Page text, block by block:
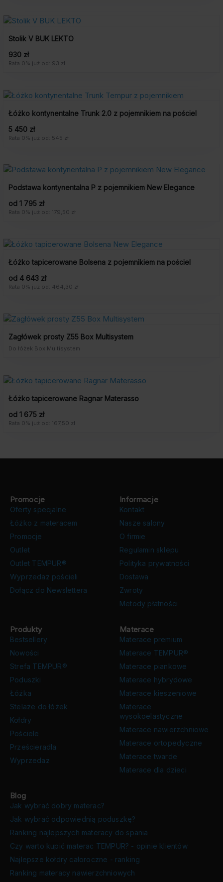
Stolik V BUK LEKTO
930 zł
Rata 0% już od: 93 zł
Łóżko kontynentalne Trunk 2.0 z pojemnikiem na pościel
5 450 zł
Rata 0% już od: 545 zł
Podstawa kontynentalna P z pojemnikiem New Elegance
od 1 795 zł
Rata 0% już od: 179,50 zł
Łóżko tapicerowane Bolsena z pojemnikiem na pościel
od 4 643 zł
Rata 0% już od: 464,30 zł
Zagłówek prosty Z55 Box Multisystem
Do łóżek Box Multisystem
Łóżko tapicerowane Ragnar Materasso
od 1 675 zł
Rata 0% już od: 167,50 zł
Promocje
Oferty specjalne
Łóżko z materacem
Promocje
Outlet
Outlet TEMPUR®
Wyprzedaż pościeli
Dołącz do Newslettera
Informacje
Kontakt
Nasze salony
O firmie
Regulamin sklepu
Polityka prywatności
Dostawa
Zwroty
Metody płatności
Produkty
Bestsellery
Nowości
Strefa TEMPUR®
Poduszki
Łóżka
Stelaże do łóżek
Kołdry
Pościele
Prześcieradła
Wyprzedaż
Materace
Materace premium
Materace TEMPUR®
Materace piankowe
Materace hybrydowe
Materace kieszeniowe
Materace
wysokoelastyczne
Materace nawierzchniowe
Materace ortopedyczne
Materace twarde
Materace dla dzieci
Blog
Jak wybrać dobry materac?
Jak wybrać odpowiednią poduszkę?
Ranking najlepszych materacy do spania
Czy warto kupić materac TEMPUR? - opinie klientów
Najlepsze kołdry całoroczne - ranking
Ranking materacy nawierzchniowych